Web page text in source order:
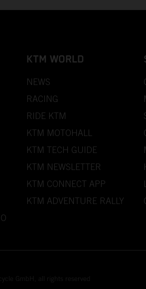
KTM WORLD
NEWS
RACING
RIDE KTM
KTM MOTOHALL
KTM TECH GUIDE
KTM NEWSLETTER
KTM CONNECT APP
KTM ADVENTURE RALLY
GmbH, all rights reserved